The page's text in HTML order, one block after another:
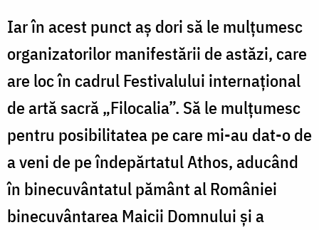
Iar în acest punct aș dori să le mulțumesc
organizatorilor manifestării de astăzi, care
are loc în cadrul Festivalului internațional
de artă sacră „Filocalia”. Să le mulțumesc
pentru posibilitatea pe care mi-au dat-o de
a veni de pe îndepărtatul Athos, aducând
în binecuvântatul pământ al României
binecuvântarea Maicii Domnului și a